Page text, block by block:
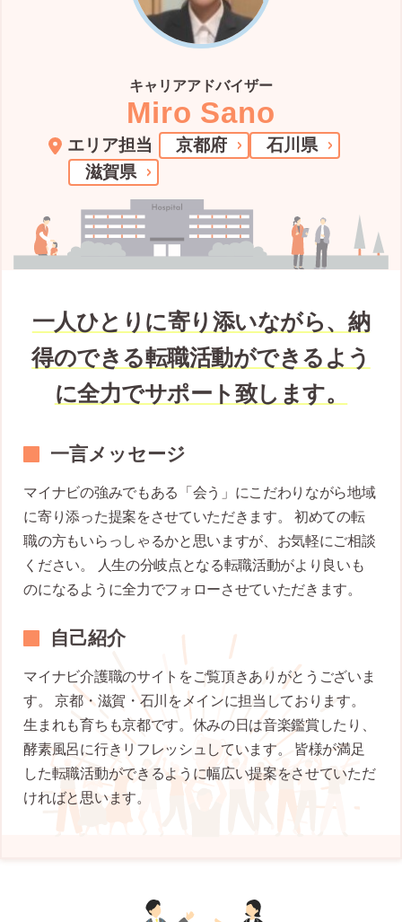
キャリアアドバイザー
Miro Sano
エリア担当 京都府
石川県
滋賀県
一人ひとりに寄り添いながら、納
得のできる転職活動ができるよう
に全力でサポート致します。
一言メッセージ
マイナビの強みでもある「会う」にこだわりながら地域
に寄り添った提案をさせていただきます。 初めての転
職の方もいらっしゃるかと思いますが、お気軽にご相談
ください。 人生の分岐点となる転職活動がより良いも
のになるように全力でフォローさせていただきます。
自己紹介
マイナビ介護職のサイトをご覧頂きありがとうございま
す。 京都・滋賀・石川をメインに担当しております。
生まれも育ちも京都です。休みの日は音楽鑑賞したり、
酵素風呂に行きリフレッシュしています。 皆様が満足
した転職活動ができるように幅広い提案をさせていただ
ければと思います。